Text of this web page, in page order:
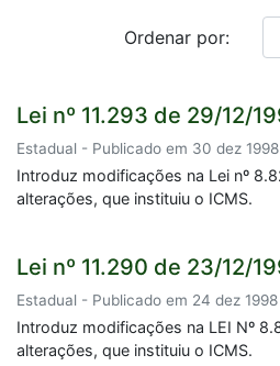
Ordenar por:
Lei nº 11.293 de 29/12/
Estadual - Publicado em 30 dez 1998
Introduz modificações na Lei nº
alterações, que instituiu o ICMS.
Lei nº 11.290 de 23/12/
Estadual - Publicado em 24 dez 1998
Introduz modificações na LEI Nº
alterações, que instituiu o ICMS.